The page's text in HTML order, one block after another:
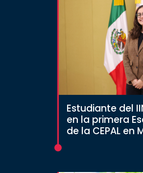
Estudiante del
en la primera
de la CEPAL en